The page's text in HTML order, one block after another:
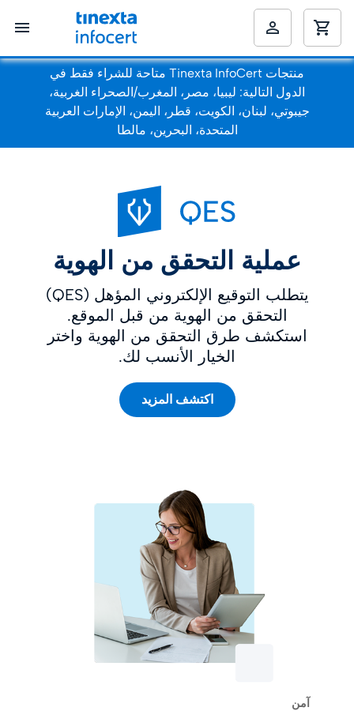
منتجات Tinexta InfoCert متاحة للشراء فقط في
الدول التالية: ليبيا، مصر، المغرب/الصحراء الغربية،
جيبوتي، لبنان، الكويت، قطر، اليمن، الإمارات العربية
المتحدة، البحرين، مالطا
عملية التحقق من الهوية
يتطلب التوقيع الإلكتروني المؤهل (QES)
التحقق من الهوية من قبل الموقع.
استكشف طرق التحقق من الهوية واختر
الخيار الأنسب لك.
اكتشف المزيد
آمن